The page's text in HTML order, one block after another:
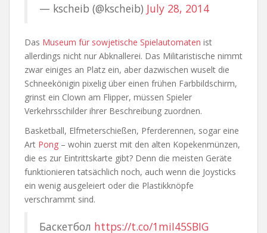
— kscheib (@kscheib) July 28, 2014
Das Museum für sowjetische Spielautomaten ist
allerdings nicht nur Abknallerei. Das Militaristische nimmt
zwar einiges an Platz ein, aber dazwischen wuselt die
Schneekönigin pixelig über einen frühen Farbbildschirm,
grinst ein Clown am Flipper, müssen Spieler
Verkehrsschilder ihrer Beschreibung zuordnen.
Basketball, Elfmeterschießen, Pferderennen, sogar eine
Art Pong – wohin zuerst mit den alten Kopekenmünzen,
die es zur Eintrittskarte gibt? Denn die meisten Geräte
funktionieren tatsächlich noch, auch wenn die Joysticks
ein wenig ausgeleiert oder die Plastikknöpfe
verschrammt sind.
Баскетбол https://t.co/1miI45SBIG